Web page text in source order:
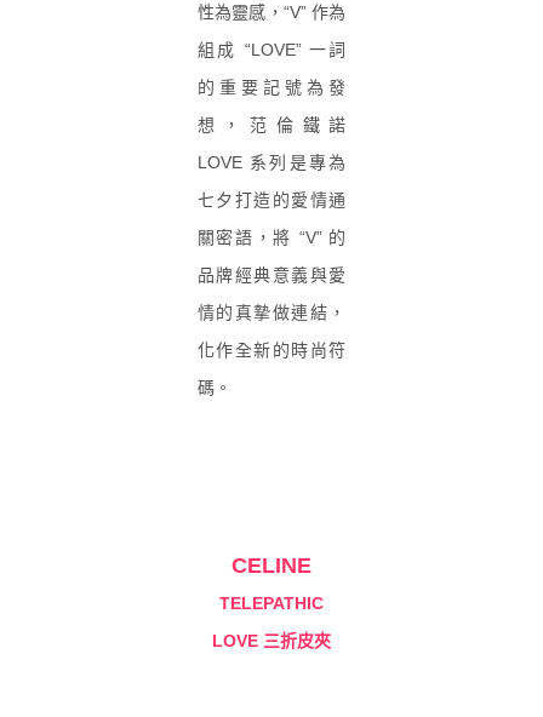
性為靈感，“V” 作為
組成 “LOVE” 一詞
的重要記號為發
想，范倫鐵諾
LOVE 系列是專為
七夕打造的愛情通
關密語，將 “V” 的
品牌經典意義與愛
情的真摯做連結，
化作全新的時尚符
碼。
CELINE
TELEPATHIC
LOVE 三折皮夾